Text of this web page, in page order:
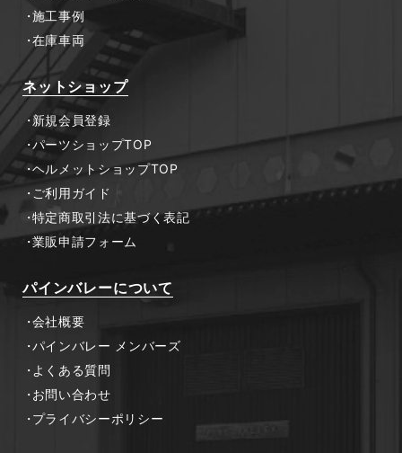
施工事例
在庫車両
ネットショップ
新規会員登録
パーツショップTOP
ヘルメットショップTOP
ご利用ガイド
特定商取引法に基づく表記
業販申請フォーム
パインバレーについて
会社概要
パインバレー メンバーズ
よくある質問
お問い合わせ
プライバシーポリシー